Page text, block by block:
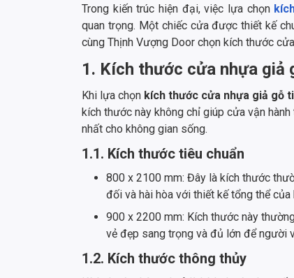
Trong kiến trúc hiện đại, việc lựa chọn
quan trọng. Một chiếc cửa được thiết kế
cùng Thịnh Vượng Door chọn kích thước
1. Kích thước cửa nhựa giả
Khi lựa chọn kích thước cửa nhựa giả gỗ
kích thước này không chỉ giúp cửa vận
nhất cho không gian sống.
1.1. Kích thước tiêu chuẩn
800 x 2100 mm: Đây là kích thước
đối và hài hòa với thiết kế tổng thể của
900 x 2200 mm: Kích thước này
vẻ đẹp sang trọng và đủ lớn để người
1.2. Kích thước thông thủy